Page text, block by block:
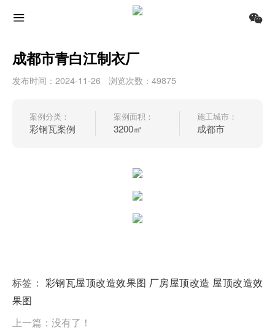
成都市青白江制衣厂
发布时间：2024-11-26 浏览次数：49875
案例分类：
彩钢瓦案例
案例面积：
3200㎡
施工城市：
成都市
标签： 彩钢瓦屋顶改造效果图 厂房屋顶改造 屋顶改造效
果图
上一篇：没有了！